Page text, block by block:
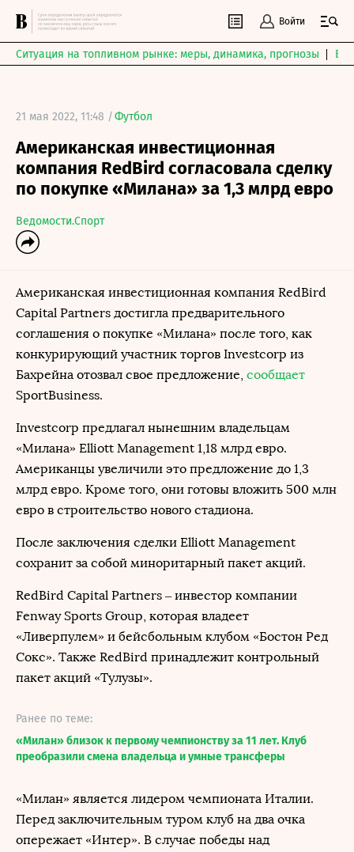
Войти
Ситуация на топливном рынке: меры, динамика, прогнозы
21 мая 2022, 11:48 /Футбол
Американская инвестиционная
компания RedBird согласовала сделку
по покупке «Милана» за 1,3 млрд евро
Ведомости.Спорт
Американская инвестиционная компания RedBird
Capital Partners достигла предварительного
соглашения о покупке «Милана» после того, как
конкурирующий участник торгов Investcorp из
Бахрейна отозвал свое предложение, сообщает
SportBusiness.
Investcorp предлагал нынешним владельцам
«Милана» Elliott Management 1,18 млрд евро.
Американцы увеличили это предложение до 1,3
млрд евро. Кроме того, они готовы вложить 500 млн
евро в строительство нового стадиона.
После заключения сделки Elliott Management
сохранит за собой миноритарный пакет акций.
RedBird Capital Partners – инвестор компании
Fenway Sports Group, которая владеет
«Ливерпулем» и бейсбольным клубом «Бостон Ред
Сокс». Также RedBird принадлежит контрольный
пакет акций «Тулузы».
Ранее по теме:
«Милан» близок к первому чемпионству за 11 лет. Клуб
преобразили смена владельца и умные трансферы
«Милан» является лидером чемпионата Италии.
Перед заключительным туром клуб на два очка
опережает «Интер». В случае победы над